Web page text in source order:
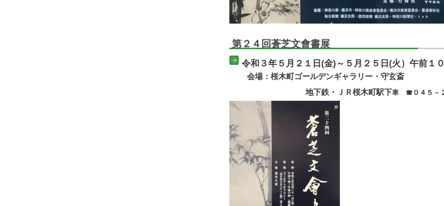
第２４回蒼芝文會書展
令和３年５月２１日(金)～５月２５日(火） 午前１
会場：桜木町ゴールデンギャラリー・守玄斎
地下鉄・ＪＲ桜木町駅下車 ☎０４５－